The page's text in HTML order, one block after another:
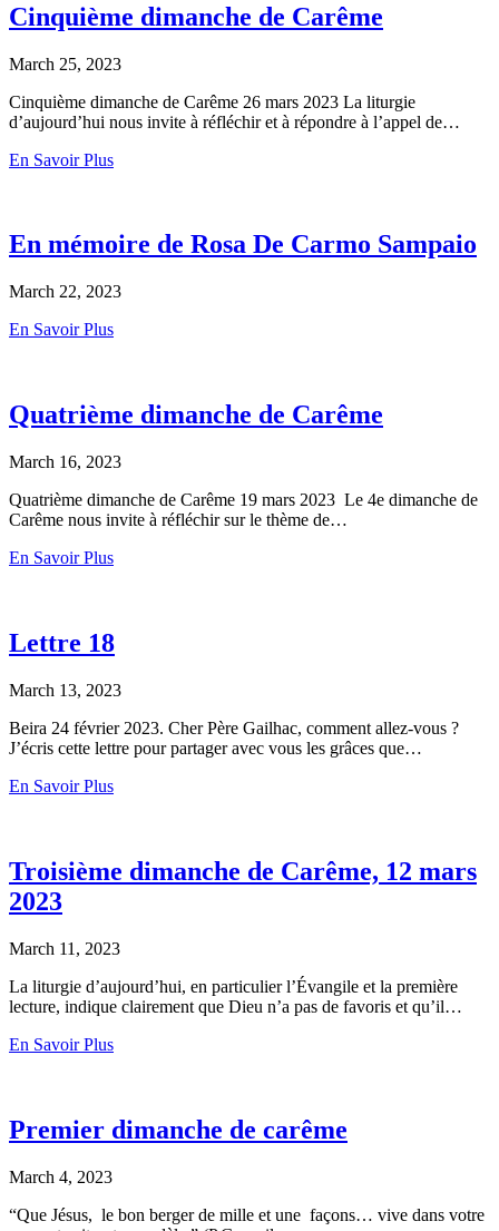
Cinquième dimanche de Carême
March 25, 2023
Cinquième dimanche de Carême 26 mars 2023 La liturgie
d’aujourd’hui nous invite à réfléchir et à répondre à l’appel de…
En Savoir Plus
En mémoire de Rosa De Carmo Sampaio
March 22, 2023
En Savoir Plus
Quatrième dimanche de Carême
March 16, 2023
Quatrième dimanche de Carême 19 mars 2023 Le 4e dimanche de
Carême nous invite à réfléchir sur le thème de…
En Savoir Plus
Lettre 18
March 13, 2023
Beira 24 février 2023. Cher Père Gailhac, comment allez-vous ?
J’écris cette lettre pour partager avec vous les grâces que…
En Savoir Plus
Troisième dimanche de Carême, 12 mars
2023
March 11, 2023
La liturgie d’aujourd’hui, en particulier l’Évangile et la première
lecture, indique clairement que Dieu n’a pas de favoris et qu’il…
En Savoir Plus
Premier dimanche de carême
March 4, 2023
“Que Jésus, le bon berger de mille et une façons… vive dans votre